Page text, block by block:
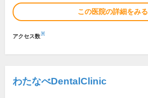
この医院の詳細をみる
アクセス数※
わたなべDentalClinic